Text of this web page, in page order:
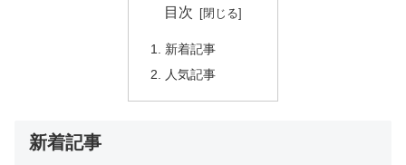
目次
新着記事
人気記事
新着記事